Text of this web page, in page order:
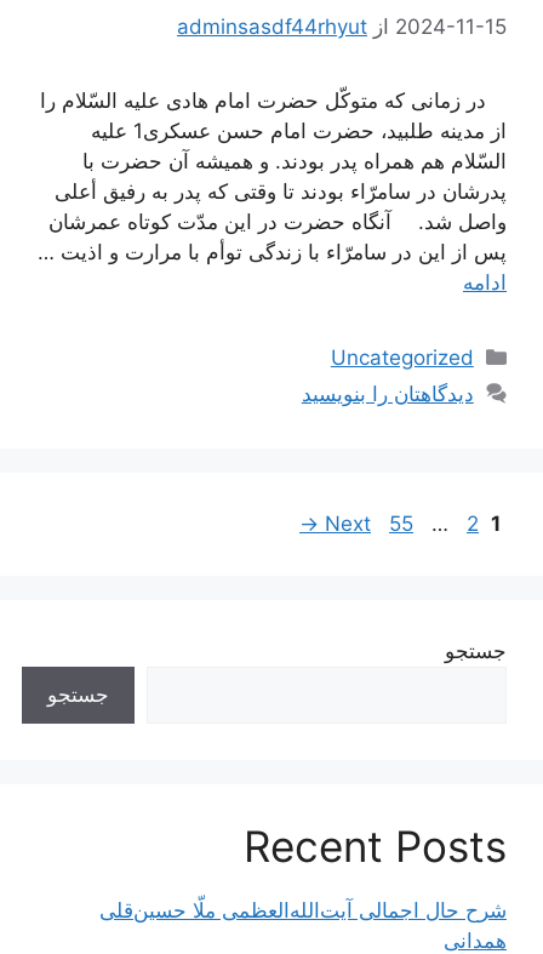
2024-11-15 از adminsasdf44rhyut
در زمانى كه متوكّل حضرت امام هادى علیه السّلام را
از مدینه طلبید، حضرت امام حسن عسكرى1 علیه
السّلام هم همراه پدر بودند. و همیشه آن حضرت با
پدرشان در سامرّاء بودند تا وقتى كه پدر به رفیق أعلى
واصل شد. آنگاه حضرت در این مدّت كوتاه عمرشان
پس از این در سامرّاء با زندگى توأم با مرارت و اذیت …
ادامه
دسته‌ها
Uncategorized
دیدگاهتان را بنویسید
ناوبری
Page
1
Page
2
…
Page
55
Next
→
جستجو
جستجو
Recent Posts
شرح حال اجمالی آیت‌الله‌العظمی ملّا حسین‌قلی
همدانی